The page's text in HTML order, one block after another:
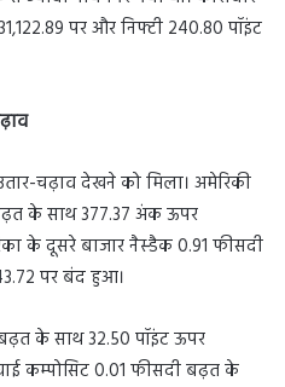
पर और निफ्टी 240.80 पॉइंट
चढ़ाव देखने को मिला। अमेरिकी
के साथ 377.37 अंक ऊपर
के दूसरे बाजार नैस्डैक 0.91 फीसदी
पर बंद हुआ।
के साथ 32.50 पॉइंट ऊपर
कम्पोसिट 0.01 फीसदी बढ़त के